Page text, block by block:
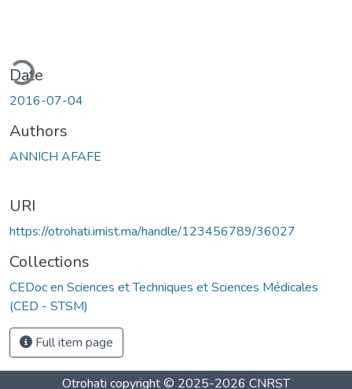
Date
2016-07-04
Authors
ANNICH AFAFE
URI
https://otrohati.imist.ma/handle/123456789/36027
Collections
CEDoc en Sciences et Techniques et Sciences Médicales
(CED - STSM)
Full item page
Otrohati copyright © 2025-2026 CNRST